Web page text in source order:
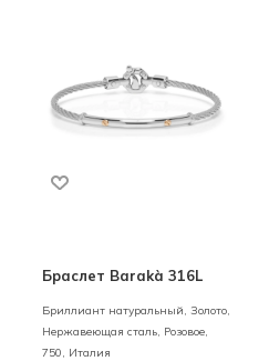
Браслет Barakà 316L
Бриллиант натуральный, Золото,
Нержавеющая сталь, Розовое,
750, Италия